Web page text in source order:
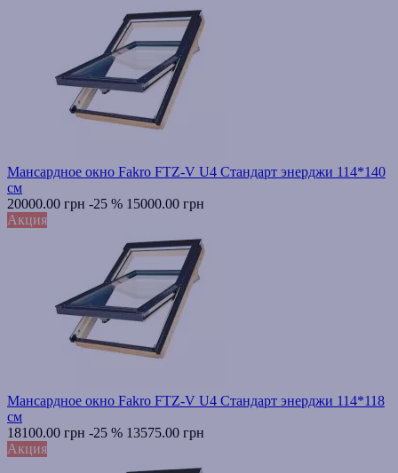
Мансардное окно Fakro FTZ-V U4 Стандарт энерджи 114*140
см
20000.00 грн -25 % 15000.00 грн
Акция
Мансардное окно Fakro FTZ-V U4 Стандарт энерджи 114*118
см
18100.00 грн -25 % 13575.00 грн
Акция